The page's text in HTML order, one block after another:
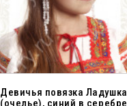
Девичья повязка Ладушка
(очелье), синий в серебре